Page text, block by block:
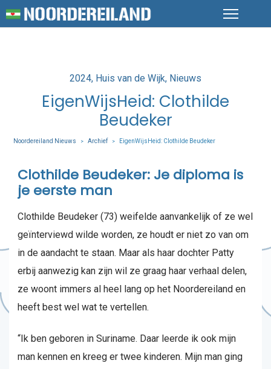
Posted
2024 Huis van de Wijk Nieuws
EigenWijsHeid: Clothilde
Beudeker
Noordereiland Nieuws > Archief > EigenWijsHeid: Clothilde Beudeker
Clothilde Beudeker: Je diploma is
je eerste man
Clothilde Beudeker (73) weifelde aanvankelijk of ze wel
geïnterviewd wilde worden, ze houdt er niet zo van om
in de aandacht te staan. Maar als haar dochter Patty
erbij aanwezig kan zijn wil ze graag haar verhaal delen,
ze woont immers al heel lang op het Noordereiland en
heeft best wel wat te vertellen.
“Ik ben geboren in Suriname. Daar leerde ik ook mijn
man kennen en kreeg er twee kinderen. Mijn man ging